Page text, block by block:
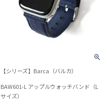
【シリーズ】Barca（バルカ）
BAW601-L アップルウォッチバンド（L
サイズ）